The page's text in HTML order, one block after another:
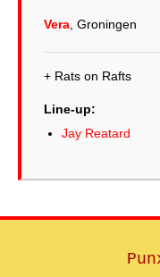
Vera , Groningen
Line-up:
Jay Reatard